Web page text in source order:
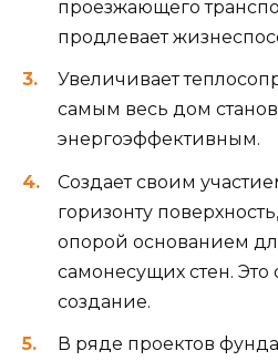
проезжающего
продлевает
Увеличивает
самым весь дом
энергоэффективным.
Создает своим
горизонту
опорой основанием
самонесущих стен. Это
создание.
В ряде проектов